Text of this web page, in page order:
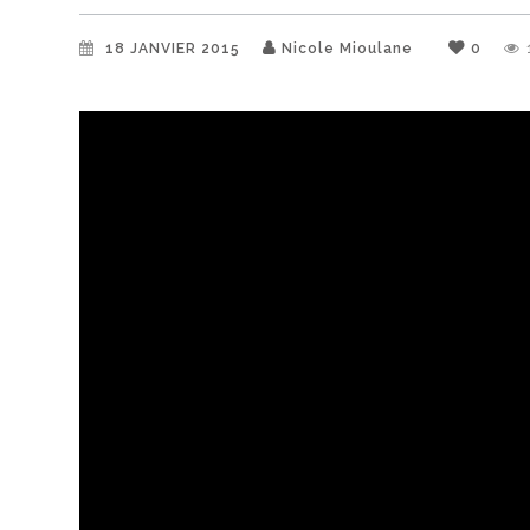
18 JANVIER 2015 Nicole Mioulane 0